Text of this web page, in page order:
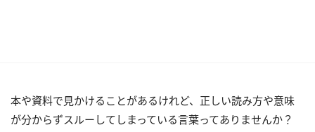
本や資料で見かけることがあるけれど、正しい読み方や意味
が分からずスルーしてしまっている言葉ってありませんか？